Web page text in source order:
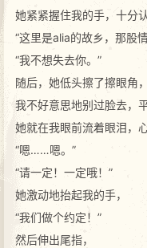
她紧紧握住我的手，十分
“这里是alia的故乡，那股
“我不想失去你。”
随后，她低头擦了擦眼角
我不好意思地别过脸去，
她就在我眼前流着眼泪，
“嗯……嗯。”
“请一定！一定哦！”
她激动地抬起我的手，
“我们做个约定！”
然后伸出尾指，